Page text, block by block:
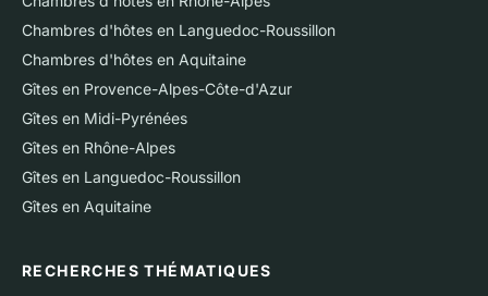
Chambres d'hôtes en Languedoc-Roussillon
Chambres d'hôtes en Aquitaine
Gîtes en Provence-Alpes-Côte-d'Azur
Gîtes en Midi-Pyrénées
Gîtes en Rhône-Alpes
Gîtes en Languedoc-Roussillon
Gîtes en Aquitaine
RECHERCHES THÉMATIQUES